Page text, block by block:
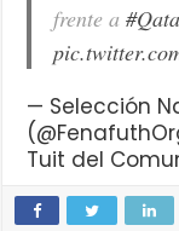
frente a
— Selección
Tuit del